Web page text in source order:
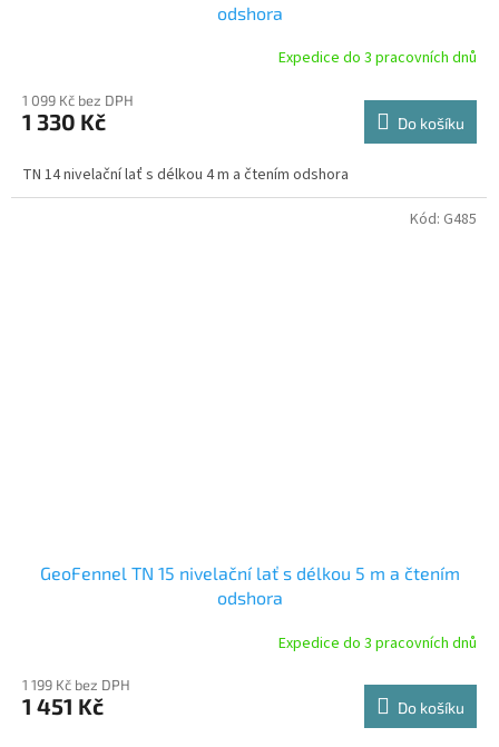
odshora
Expedice do 3 pracovních dnů
1 099 Kč bez DPH
1 330 Kč Do košíku
TN 14 nivelační lať s délkou 4 m a čtením odshora
GeoFennel TN 15 nivelační lať s délkou 5 m a čtením
odshora
Expedice do 3 pracovních dnů
1 199 Kč bez DPH
1 451 Kč Do košíku
Kód: G485